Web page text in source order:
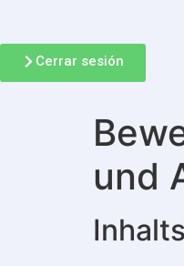
Cerrar sesión
und